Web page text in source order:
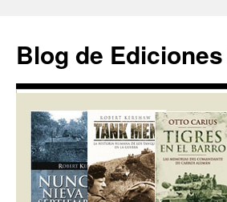
contenido
Blog de